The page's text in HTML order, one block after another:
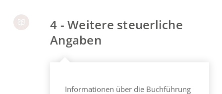
4 - Weitere steuerliche
Angaben
Informationen über die Buchführung